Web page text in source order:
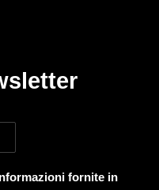
fornite in